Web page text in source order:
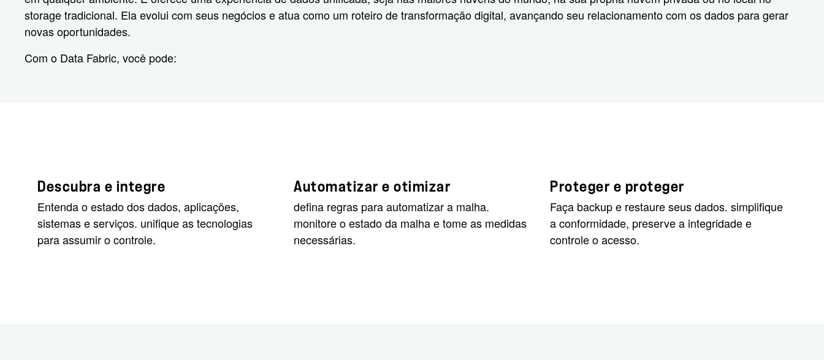
storage tradicional. Ela evolui com seus negócios e atua como um roteiro de transformação digital, avançando seu relacionamento com os dados para gerar
novas oportunidades.
Com o Data Fabric, você pode:
Descubra e integre
Entenda o estado dos dados, aplicações,
sistemas e serviços. unifique as tecnologias
para assumir o controle.
Automatizar e otimizar
defina regras para automatizar a malha.
monitore o estado da malha e tome as medidas
necessárias.
Proteger e proteger
Faça backup e restaure seus dados. simplifique
a conformidade, preserve a integridade e
controle o acesso.